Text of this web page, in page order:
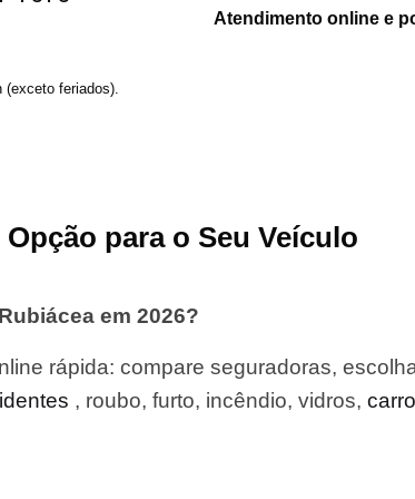
(exceto feriados).
Atendimento online e
para o Seu Veículo
em 2026?
rápida: compare seguradoras,
, roubo, furto, incêndio, vidros,